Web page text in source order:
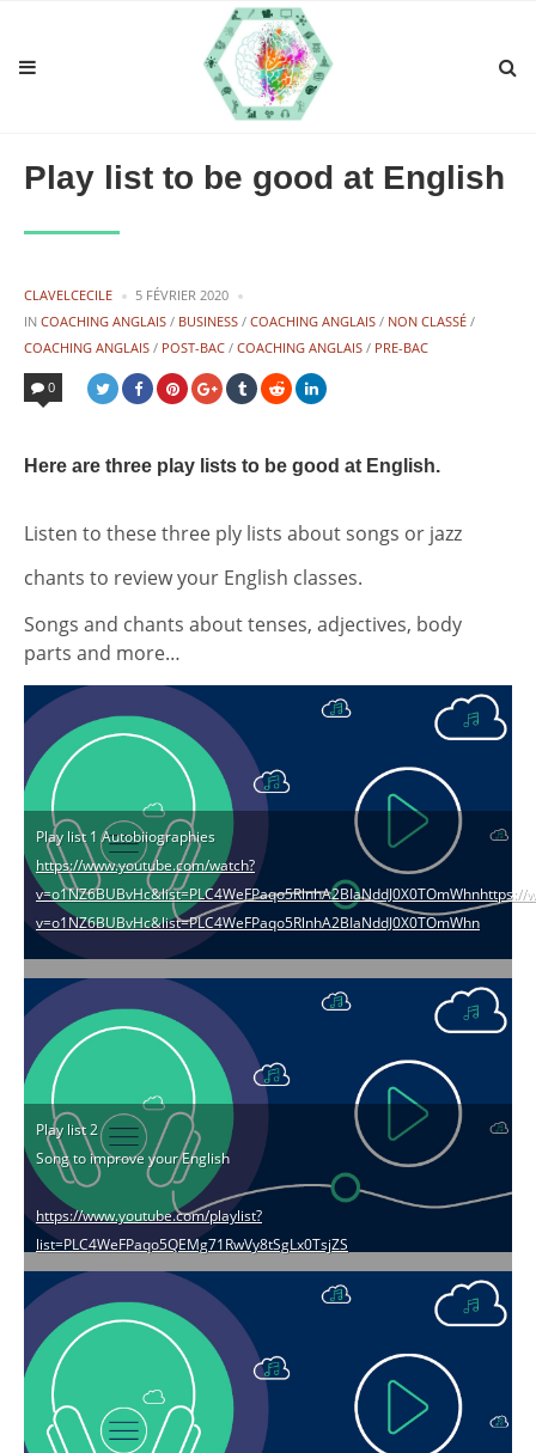
Play list to be good at English
PUBLIÉ
PAR
CLAVELCECILE
5 FÉVRIER 2020
IN POSTED
IN
COACHING ANGLAIS / BUSINESS / COACHING ANGLAIS / NON CLASSÉ /
COACHING ANGLAIS / POST-BAC / COACHING ANGLAIS / PRE-BAC
0
Here are three play lists to be good at English.
Listen to these three ply lists about songs or jazz
chants to review your English classes.
Songs and chants about tenses, adjectives, body
parts and more…
Play list 1 Autobiiographies
https://www.youtube.com/watch?
v=o1NZ6BUBvHc&list=PLC4WeFPaqo5RlnhA2BIaNddJ0X0TOmWhn
Play list 2
Song to improve your English
https://www.youtube.com/playlist?
list=PLC4WeFPaqo5QEMg71RwVy8tSgLx0TsjZS